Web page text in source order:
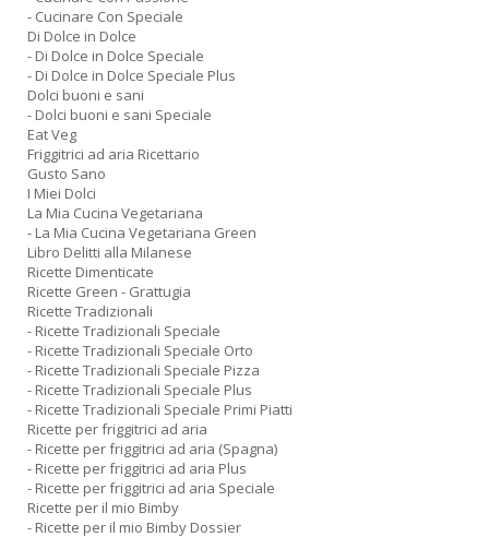
- Cucinare Con Speciale
Di Dolce in Dolce
- Di Dolce in Dolce Speciale
- Di Dolce in Dolce Speciale Plus
Dolci buoni e sani
- Dolci buoni e sani Speciale
Eat Veg
Friggitrici ad aria Ricettario
Gusto Sano
I Miei Dolci
La Mia Cucina Vegetariana
- La Mia Cucina Vegetariana Green
Libro Delitti alla Milanese
Ricette Dimenticate
Ricette Green - Grattugia
Ricette Tradizionali
- Ricette Tradizionali Speciale
- Ricette Tradizionali Speciale Orto
- Ricette Tradizionali Speciale Pizza
- Ricette Tradizionali Speciale Plus
- Ricette Tradizionali Speciale Primi Piatti
Ricette per friggitrici ad aria
- Ricette per friggitrici ad aria (Spagna)
- Ricette per friggitrici ad aria Plus
- Ricette per friggitrici ad aria Speciale
Ricette per il mio Bimby
- Ricette per il mio Bimby Dossier